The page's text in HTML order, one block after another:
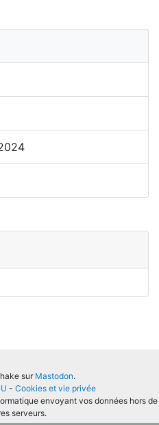
sur Mastodon.
- Cookies et vie privée
envoyant vos données hors de
serveurs.